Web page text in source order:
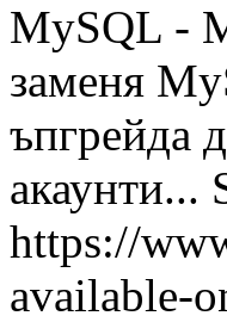
MySQL -
заменя
ъпгрейда
акаунти...
https://
available-